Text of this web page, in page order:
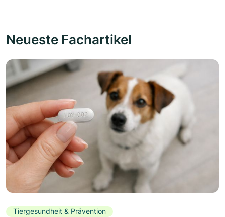
Neueste Fachartikel
Tiergesundheit & Prävention